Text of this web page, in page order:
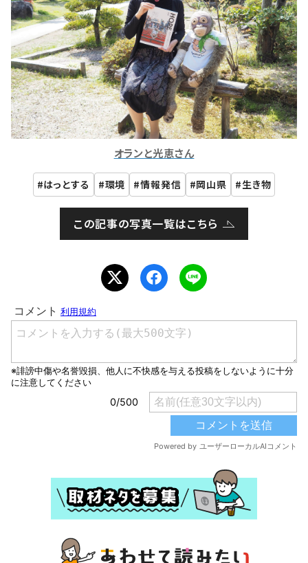
オランと光恵さん
はっとする 環境 情報発信 岡山県 生き物
この記事の写真一覧はこちら